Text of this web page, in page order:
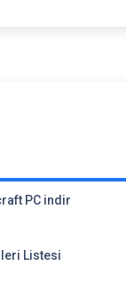
PC indir
Listesi